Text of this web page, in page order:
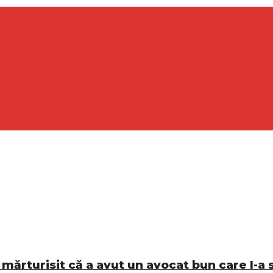
că a avut un avocat bun care l-a